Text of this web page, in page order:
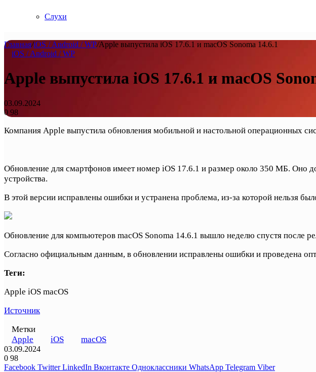
Слухи
Главная/iOS / Android / WP/Apple выпустила iOS 17.6.1 и macOS Sonoma 14.6.1
iOS / Android / WP
Apple выпустила iOS 17.6.1 и macOS
03.09.2024
0 98
Компания Apple выпустила обновления мобильной и настольной операционных
Обновление для смартфонов имеет номер iOS 17.6.1 и размер около 350 МБ. Оно
устройства.
В этой версии исправлены ошибки и устранена проблема, из-за которой нельзя
Обновление для компьютеров macOS Sonoma 14.6.1 вышло неделю спустя после
Согласно официальным данным, в обновлении исправлены ошибки и проведена
Теги:
Apple iOS macOS
Источник
Метки
Apple
iOS macOS
03.09.2024
0 98
Facebook Twitter LinkedIn Вконтакте Одноклассники WhatsApp Telegram Viber